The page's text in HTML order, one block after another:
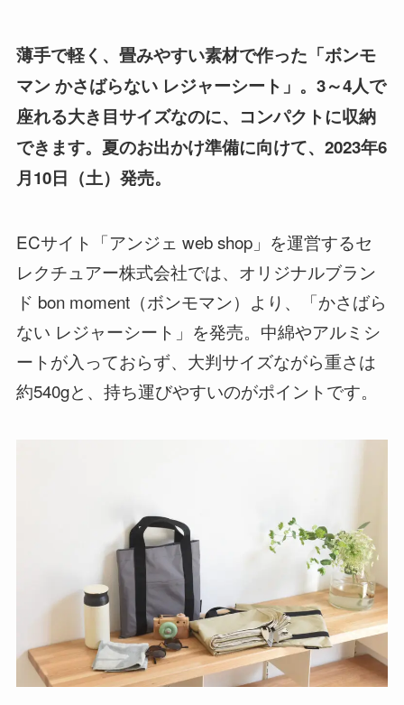
薄手で軽く、畳みやすい素材で作った「ボンモ
マン かさばらない レジャーシート」。3～4人で
座れる大き目サイズなのに、コンパクトに収納
できます。夏のお出かけ準備に向けて、2023年6
月10日（土）発売。
ECサイト「アンジェ web shop」を運営するセ
レクチュアー株式会社では、オリジナルブラン
ド bon moment（ボンモマン）より、「かさばら
ない レジャーシート」を発売。中綿やアルミシ
ートが入っておらず、大判サイズながら重さは
約540gと、持ち運びやすいのがポイントです。